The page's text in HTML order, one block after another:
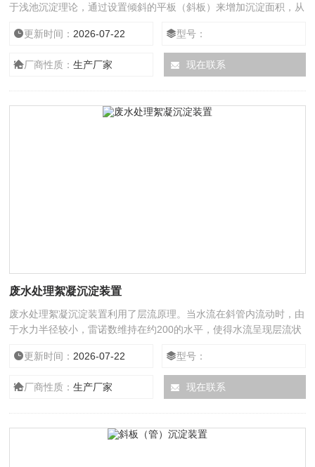
于浅池沉淀理论，通过设置倾斜的平板（斜板）来增加沉淀面积，从
更新时间： 2026-07-22 型号：
厂商性质：生产厂家 现在联系
废水处理絮凝沉淀装置
废水处理絮凝沉淀装置利用了层流原理。当水流在斜管内流动时，由
于水力半径较小，雷诺数维持在约200的水平，使得水流呈现层流状
少湍流对沉淀过程的干扰。
更新时间： 2026-07-22 型号：
厂商性质：生产厂家 现在联系